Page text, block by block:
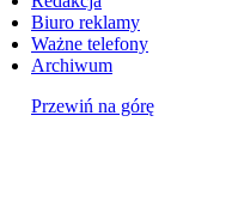
Biuro reklamy
Ważne telefony
Archiwum
Przewiń na górę